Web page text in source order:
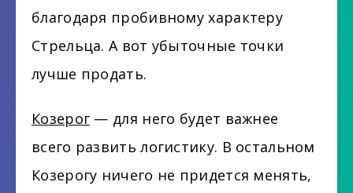
благодаря пробивному характеру
Стрельца. А вот убыточные точки
лучше продать.
Козерог — для него будет важнее
всего развить логистику. В остальном
Козерогу ничего не придется менять,